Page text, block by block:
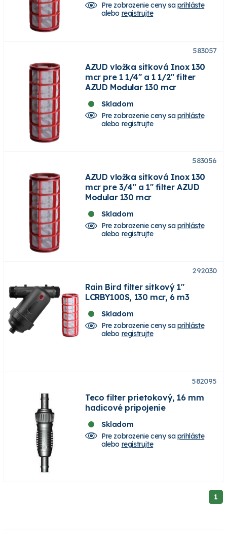
Pre zobrazenie ceny saprihláste
alebo registrujte
583057
AZUD vložka sitková Inox 130
mcr pre 1 1/4" a 1 1/2" filter
AZUD Modular 130 mcr
Skladom
Pre zobrazenie ceny saprihláste
alebo registrujte
583056
AZUD vložka sitková Inox 130
mcr pre 3/4" a 1" filter AZUD
Modular 130 mcr
Skladom
Pre zobrazenie ceny saprihláste
alebo registrujte
292030
Rain Bird filter sitkový 1"
LCRBY100S, 130 mcr, 6 m3
Skladom
Pre zobrazenie ceny saprihláste
alebo registrujte
582095
Teco filter prietokový, 16 mm
hadicové pripojenie
Skladom
Pre zobrazenie ceny saprihláste
alebo registrujte
1